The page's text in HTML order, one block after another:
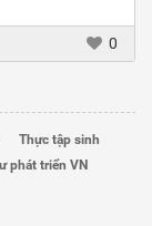
0
Thực tập sinh
phát triển VN